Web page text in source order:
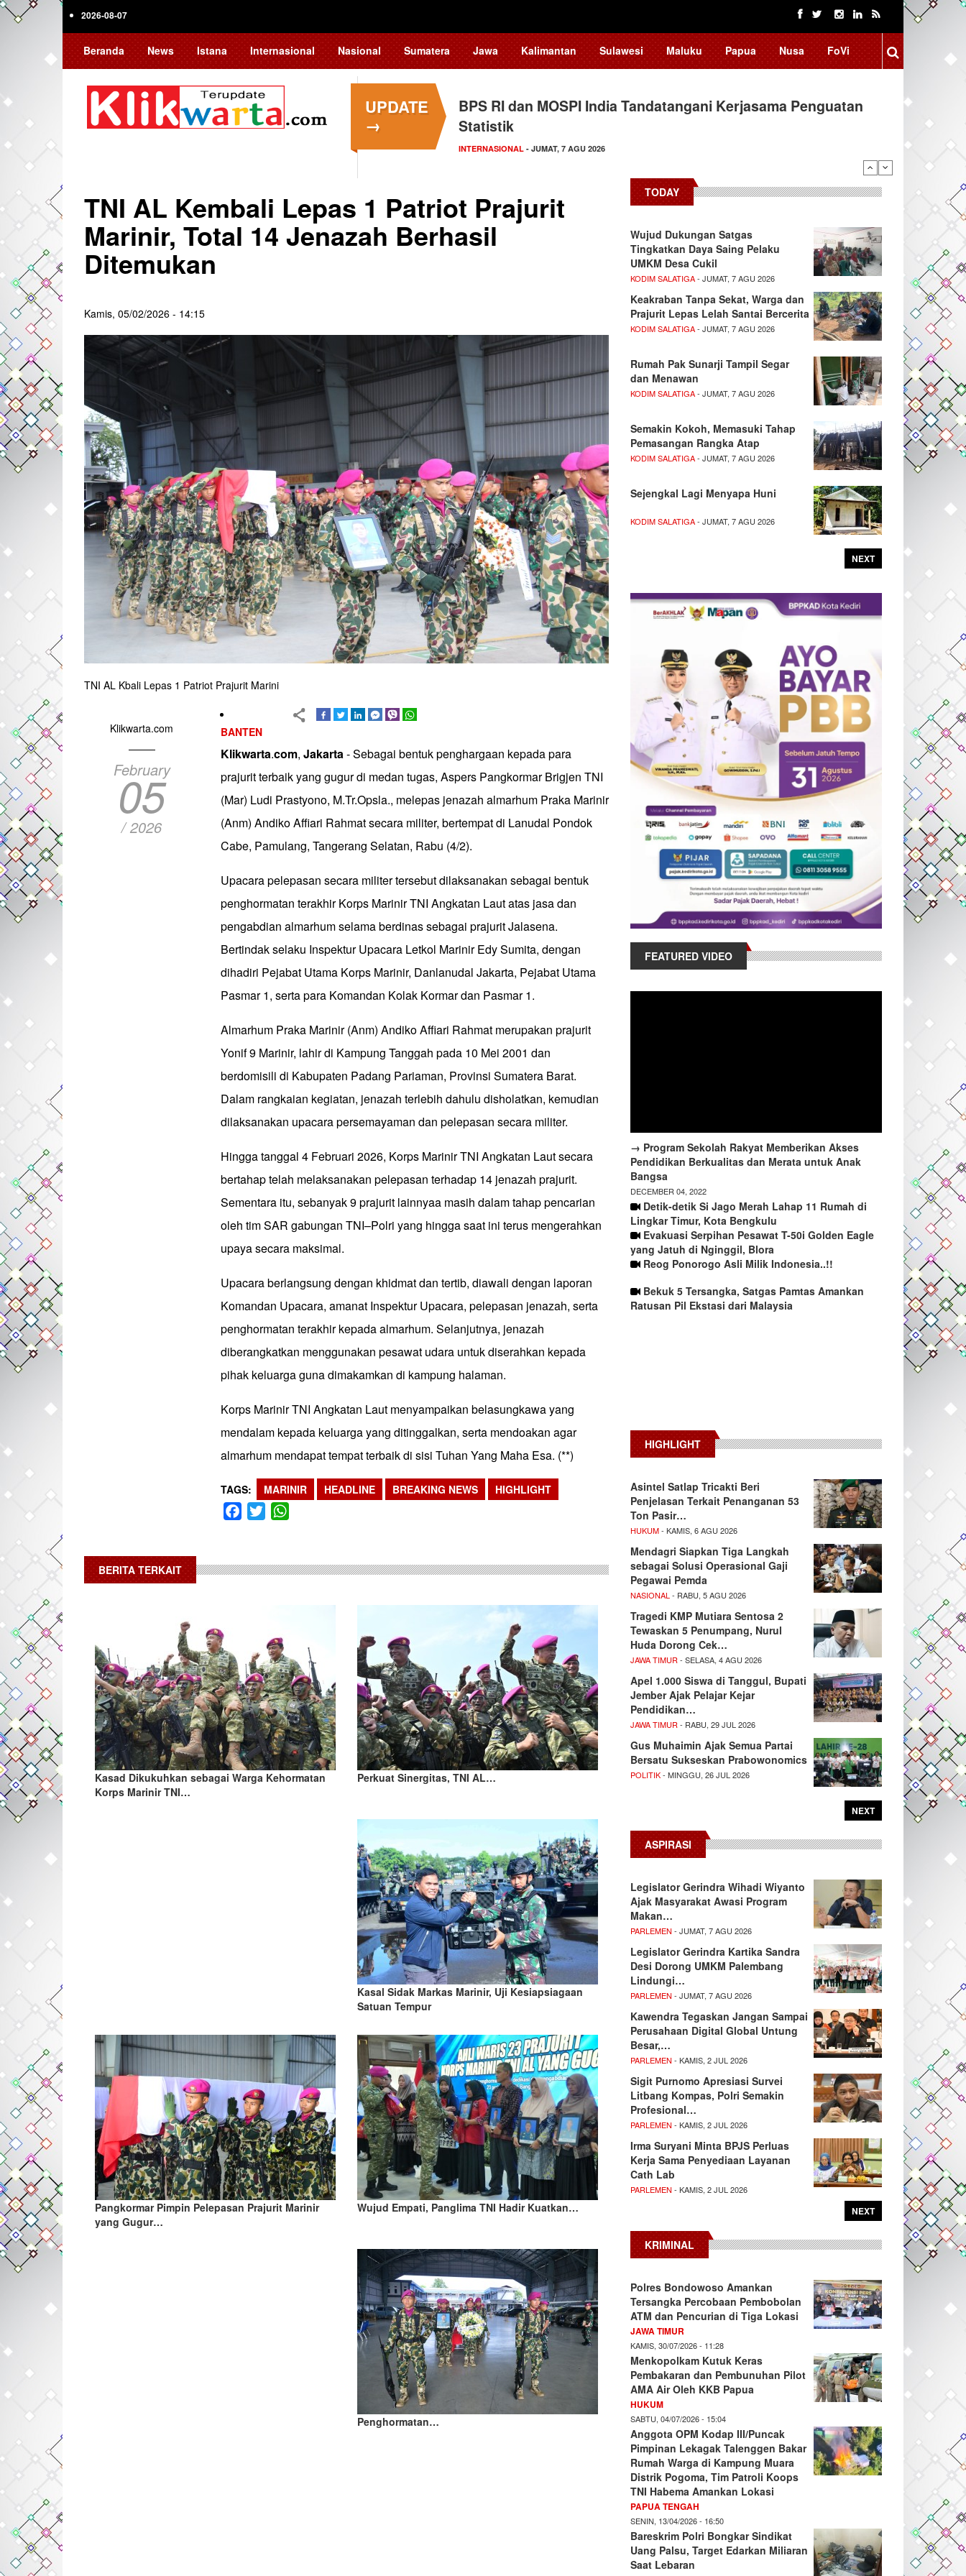
Skip
2026-08-07
Beranda News Istana Internasional Nasional Sumatera Jawa Kalimantan Sulawesi Maluku Papua Nusa FoVi
UPDATE
→
BPS RI dan MOSPI India Tandatangani Kerjasama Penguatan
Statistik
INTERNASIONAL - JUMAT, 7 AGU 2026
TNI AL Kembali Lepas 1 Patriot Prajurit
Marinir, Total 14 Jenazah Berhasil
Ditemukan
Kamis, 05/02/2026 - 14:15
TNI AL Kbali Lepas 1 Patriot Prajurit Marini
Klikwarta.com
February
05
/ 2026
BANTEN
Klikwarta.com, Jakarta- Sebagai bentuk penghargaan kepada para
prajurit terbaik yang gugur di medan tugas, Aspers Pangkormar Brigjen TNI
(Mar) Ludi Prastyono, M.Tr.Opsla., melepas jenazah almarhum Praka Marinir
(Anm) Andiko Affiari Rahmat secara militer, bertempat di Lanudal Pondok
Cabe, Pamulang, Tangerang Selatan, Rabu (4/2).
Upacara pelepasan secara militer tersebut dilaksanakan sebagai bentuk
penghormatan terakhir Korps Marinir TNI Angkatan Laut atas jasa dan
pengabdian almarhum selama berdinas sebagai prajurit Jalasena.
Bertindak selaku Inspektur Upacara Letkol Marinir Edy Sumita, dengan
dihadiri Pejabat Utama Korps Marinir, Danlanudal Jakarta, Pejabat Utama
Pasmar 1, serta para Komandan Kolak Kormar dan Pasmar 1.
Almarhum Praka Marinir (Anm) Andiko Affiari Rahmat merupakan prajurit
Yonif 9 Marinir, lahir di Kampung Tanggah pada 10 Mei 2001 dan
berdomisili di Kabupaten Padang Pariaman, Provinsi Sumatera Barat.
Dalam rangkaian kegiatan, jenazah terlebih dahulu disholatkan, kemudian
dilaksanakan upacara persemayaman dan pelepasan secara militer.
Hingga tanggal 4 Februari 2026, Korps Marinir TNI Angkatan Laut secara
bertahap telah melaksanakan pelepasan terhadap 14 jenazah prajurit.
Sementara itu, sebanyak 9 prajurit lainnyaa masih dalam tahap pencarian
oleh tim SAR gabungan TNI–Polri yang hingga saat ini terus mengerahkan
upaya secara maksimal.
Upacara berlangsung dengan khidmat dan tertib, diawali dengan laporan
Komandan Upacara, amanat Inspektur Upacara, pelepasan jenazah, serta
penghormatan terakhir kepada almarhum. Selanjutnya, jenazah
diberangkatkan menggunakan pesawat udara untuk diserahkan kepada
pihak keluarga guna dimakamkan di kampung halaman.
Korps Marinir TNI Angkatan Laut menyampaikan belasungkawa yang
mendalam kepada keluarga yang ditinggalkan, serta mendoakan agar
almarhum mendapat tempat terbaik di sisi Tuhan Yang Maha Esa. (**)
TAGS MARINIR HEADLINE BREAKING NEWS HIGHLIGHT
Facebook
Twitter
BERITA TERKAIT
Kasad Dikukuhkan sebagai Warga Kehormatan
Korps Marinir TNI…
Perkuat Sinergitas, TNI AL…
Kasal Sidak Markas Marinir, Uji Kesiapsiagaan
Satuan Tempur
Pangkormar Pimpin Pelepasan Prajurit Marinir
yang Gugur…
Wujud Empati, Panglima TNI Hadir Kuatkan…
Penghormatan…
TODAY
Wujud Dukungan Satgas
Tingkatkan Daya Saing Pelaku
UMKM Desa Cukil
KODIM SALATIGA- JUMAT, 7 AGU 2026
Keakraban Tanpa Sekat, Warga dan
Prajurit Lepas Lelah Santai Bercerita
KODIM SALATIGA- JUMAT, 7 AGU 2026
Rumah Pak Sunarji Tampil Segar
dan Menawan
KODIM SALATIGA- JUMAT, 7 AGU 2026
Semakin Kokoh, Memasuki Tahap
Pemasangan Rangka Atap
KODIM SALATIGA- JUMAT, 7 AGU 2026
Sejengkal Lagi Menyapa Huni
KODIM SALATIGA- JUMAT, 7 AGU 2026
NEXT
FEATURED VIDEO
→ Program Sekolah Rakyat Memberikan Akses
Pendidikan Berkualitas dan Merata untuk Anak
Bangsa
DECEMBER 04, 2022
Detik-detik Si Jago Merah Lahap 11 Rumah di
Lingkar Timur, Kota Bengkulu
Evakuasi Serpihan Pesawat T-50i Golden Eagle
yang Jatuh di Nginggil, Blora
Reog Ponorogo Asli Milik Indonesia..!!
Bekuk 5 Tersangka, Satgas Pamtas Amankan
Ratusan Pil Ekstasi dari Malaysia
HIGHLIGHT
Asintel Satlap Tricakti Beri
Penjelasan Terkait Penanganan 53
Ton Pasir…
HUKUM- KAMIS, 6 AGU 2026
Mendagri Siapkan Tiga Langkah
sebagai Solusi Operasional Gaji
Pegawai Pemda
NASIONAL - RABU, 5 AGU 2026
Tragedi KMP Mutiara Sentosa 2
Tewaskan 5 Penumpang, Nurul
Huda Dorong Cek…
JAWA TIMUR - SELASA, 4 AGU 2026
Apel 1.000 Siswa di Tanggul, Bupati
Jember Ajak Pelajar Kejar
Pendidikan…
JAWA TIMUR - RABU, 29 JUL 2026
Gus Muhaimin Ajak Semua Partai
Bersatu Sukseskan Prabowonomics
POLITIK- MINGGU, 26 JUL 2026
NEXT
ASPIRASI
Legislator Gerindra Wihadi Wiyanto
Ajak Masyarakat Awasi Program
Makan…
PARLEMEN - JUMAT, 7 AGU 2026
Legislator Gerindra Kartika Sandra
Desi Dorong UMKM Palembang
Lindungi…
PARLEMEN - JUMAT, 7 AGU 2026
Kawendra Tegaskan Jangan Sampai
Perusahaan Digital Global Untung
Besar,…
PARLEMEN - KAMIS, 2 JUL 2026
Sigit Purnomo Apresiasi Survei
Litbang Kompas, Polri Semakin
Profesional…
PARLEMEN - KAMIS, 2 JUL 2026
Irma Suryani Minta BPJS Perluas
Kerja Sama Penyediaan Layanan
Cath Lab
PARLEMEN - KAMIS, 2 JUL 2026
NEXT
KRIMINAL
Polres Bondowoso Amankan
Tersangka Percobaan Pembobolan
ATM dan Pencurian di Tiga Lokasi
JAWA TIMUR
KAMIS, 30/07/2026 - 11:28
Menkopolkam Kutuk Keras
Pembakaran dan Pembunuhan Pilot
AMA Air Oleh KKB Papua
HUKUM
SABTU, 04/07/2026 - 15:04
Anggota OPM Kodap III/Puncak
Pimpinan Lekagak Talenggen Bakar
Rumah Warga di Kampung Muara
Distrik Pogoma, Tim Patroli Koops
TNI Habema Amankan Lokasi
PAPUA TENGAH
SENIN, 13/04/2026 - 16:50
Bareskrim Polri Bongkar Sindikat
Uang Palsu, Target Edarkan Miliaran
Saat Lebaran